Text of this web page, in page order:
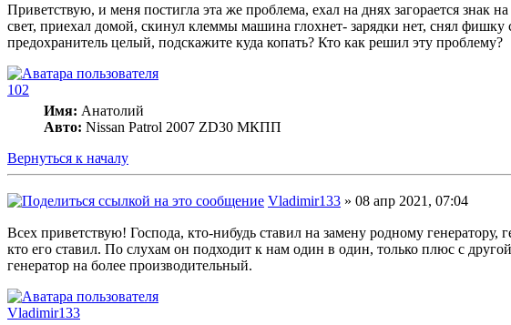
Приветствую, и меня постигла эта же проблема, ехал на днях загорается знак
свет, приехал домой, скинул клеммы машина глохнет- зарядки нет, снял
предохранитель целый, подскажите куда копать? Кто как решил эту проблему?
102
Имя: Анатолий
Авто: Nissan Patrol 2007 ZD30 МКПП
Вернуться к началу
Vladimir133 » 08 апр 2021, 07:04
Всех приветствую! Господа, кто-нибудь ставил на замену родному
кто его ставил. По слухам он подходит к нам один в один, только плюс с
генератор на более производительный.
Vladimir133